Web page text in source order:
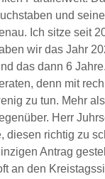
und
Ich sitze seit
wir das Jahr
das dann 6
denn mit
zu tun. Mehr
Herr
diesen richtig zu
Antrag
an den